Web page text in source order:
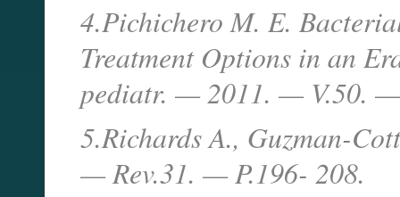
4.Pichichero M. E.
Treatment Options in an
pediatr. — 2011. — V.50.
5.Richards A., Guzman-
— Rev.31. — P.196- 208.